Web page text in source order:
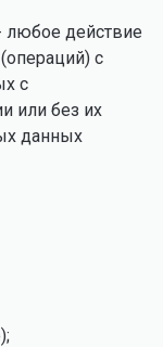
любое действие
с
с
или без их
данных